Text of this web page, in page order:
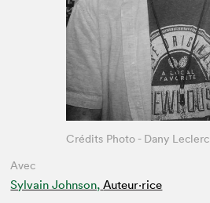
Avec
Sylvain Johnson, Auteur·rice
Crédits Photo - Dany Leclerc